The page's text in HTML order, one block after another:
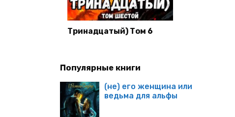
Тринадцатый) Том 6
Популярные книги
(не) его женщина или
ведьма для альфы